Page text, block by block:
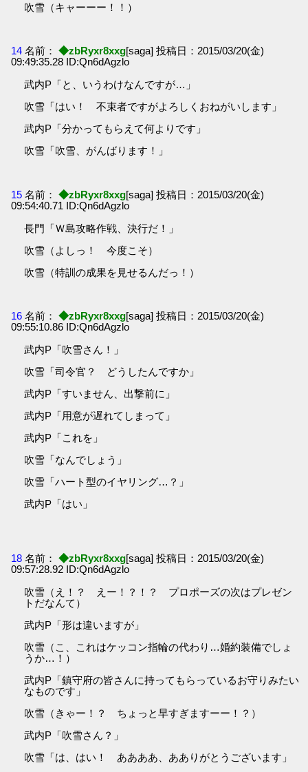
吹雪（キャーーー！！）
14 名前： ◆zbRyxr8xxg[saga] 投稿日：2015/03/20(金)
09:49:35.28 ID:Qn6dAgzlo
武内P「と、いうわけなんですが…」
吹雪「はい！ 不束者ですがよろしくおねがいします」
武内P「分かってもらえて何よりです」
吹雪「吹雪、がんばります！」
15 名前： ◆zbRyxr8xxg[saga] 投稿日：2015/03/20(金)
09:54:40.71 ID:Qn6dAgzlo
長門「Ｗ島攻略作戦、決行だ！」
吹雪（よしっ！ 今度こそ）
吹雪（特訓の成果を見せるんだっ！）
16 名前： ◆zbRyxr8xxg[saga] 投稿日：2015/03/20(金)
09:55:10.86 ID:Qn6dAgzlo
武内P「吹雪さん！」
吹雪「司令官？ どうしたんですか」
武内P「すいません、出撃前に」
武内P「用意が遅れてしまって」
武内P「これを」
吹雪「なんでしょう」
吹雪「ハート型のイヤリング…？」
武内P「はい」
18 名前： ◆zbRyxr8xxg[saga] 投稿日：2015/03/20(金)
09:57:28.92 ID:Qn6dAgzlo
吹雪（え！？ えー！？！？ プロポーズの次はプレゼン
トだなんて）
武内P「形は違いますが」
吹雪（こ、これはケッコン指輪の代わり…婚約装備でしょ
うか…！）
武内P「鎮守府の皆さんに持ってもらっているお守りみたい
なものです」
吹雪（きゃー！？ ちょっと早すぎますーー！？）
武内P「吹雪さん？」
吹雪「は、はい！ ああああ、あありがとうございます」